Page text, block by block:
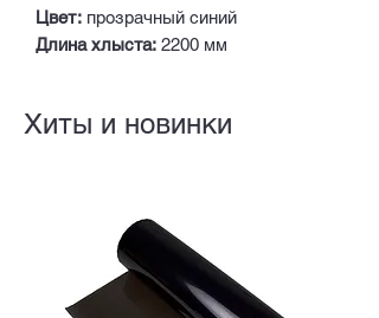
Цвет: прозрачный синий
Длина хлыста: 2200 мм
Хиты и новинки